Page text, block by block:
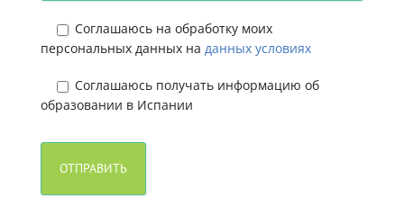
Соглашаюсь на обработку моих
персональных данных на данных условиях
Соглашаюсь получать информацию об
образовании в Испании